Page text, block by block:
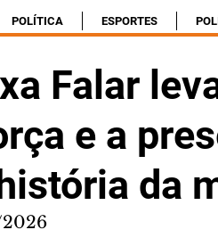
POLÍTICA ESPORTES
Falar
e a
da